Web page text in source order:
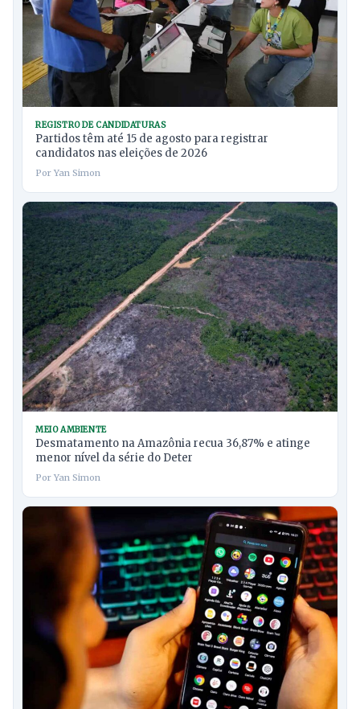
REGISTRO DE CANDIDATURAS
Partidos têm até 15 de agosto para registrar
candidatos nas eleições de 2026
Por Yan Simon
MEIO AMBIENTE
Desmatamento na Amazônia recua 36,87% e atinge
menor nível da série do Deter
Por Yan Simon